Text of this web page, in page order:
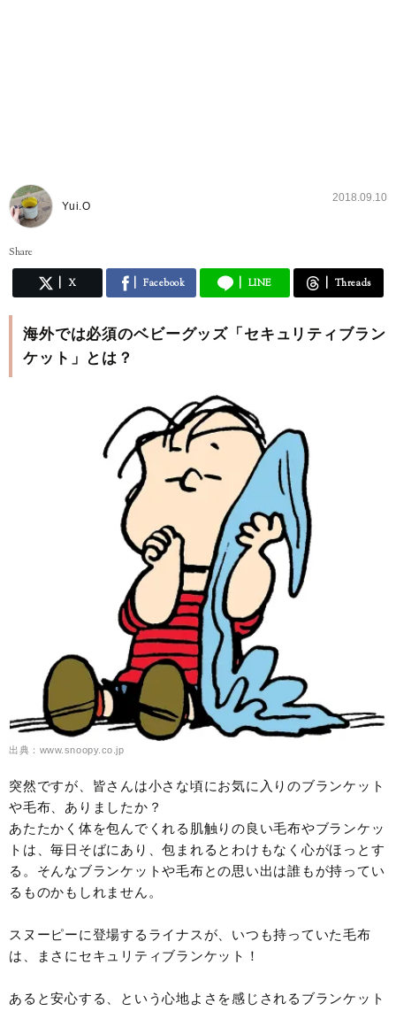
Yui.O
2018.09.10
Share
X Facebook LINE Threads
海外では必須のベビーグッズ「セキュリティブラン
ケット」とは？
出典：www.snoopy.co.jp
突然ですが、皆さんは小さな頃にお気に入りのブランケット
や毛布、ありましたか？
あたたかく体を包んでくれる肌触りの良い毛布やブランケッ
トは、毎日そばにあり、包まれるとわけもなく心がほっとす
る。そんなブランケットや毛布との思い出は誰もが持ってい
るものかもしれません。
スヌーピーに登場するライナスが、いつも持っていた毛布
は、まさにセキュリティブランケット！
あると安心する、という心地よさを感じされるブランケット